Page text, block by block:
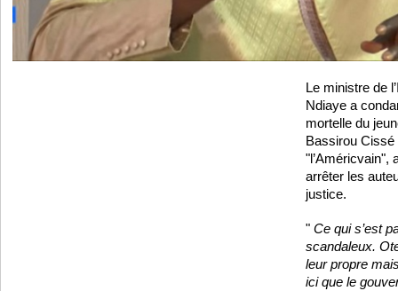
Le ministre de
Ndiaye a
mortelle du
Bassirou
"l’Américvain",
arrêter les
justice.
"Ce qui s’est
scandaleux.
leur propre
ici que le